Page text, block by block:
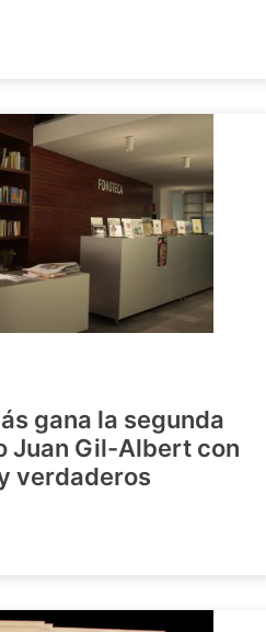
gana la segunda
Juan Gil-Albert con
verdaderos